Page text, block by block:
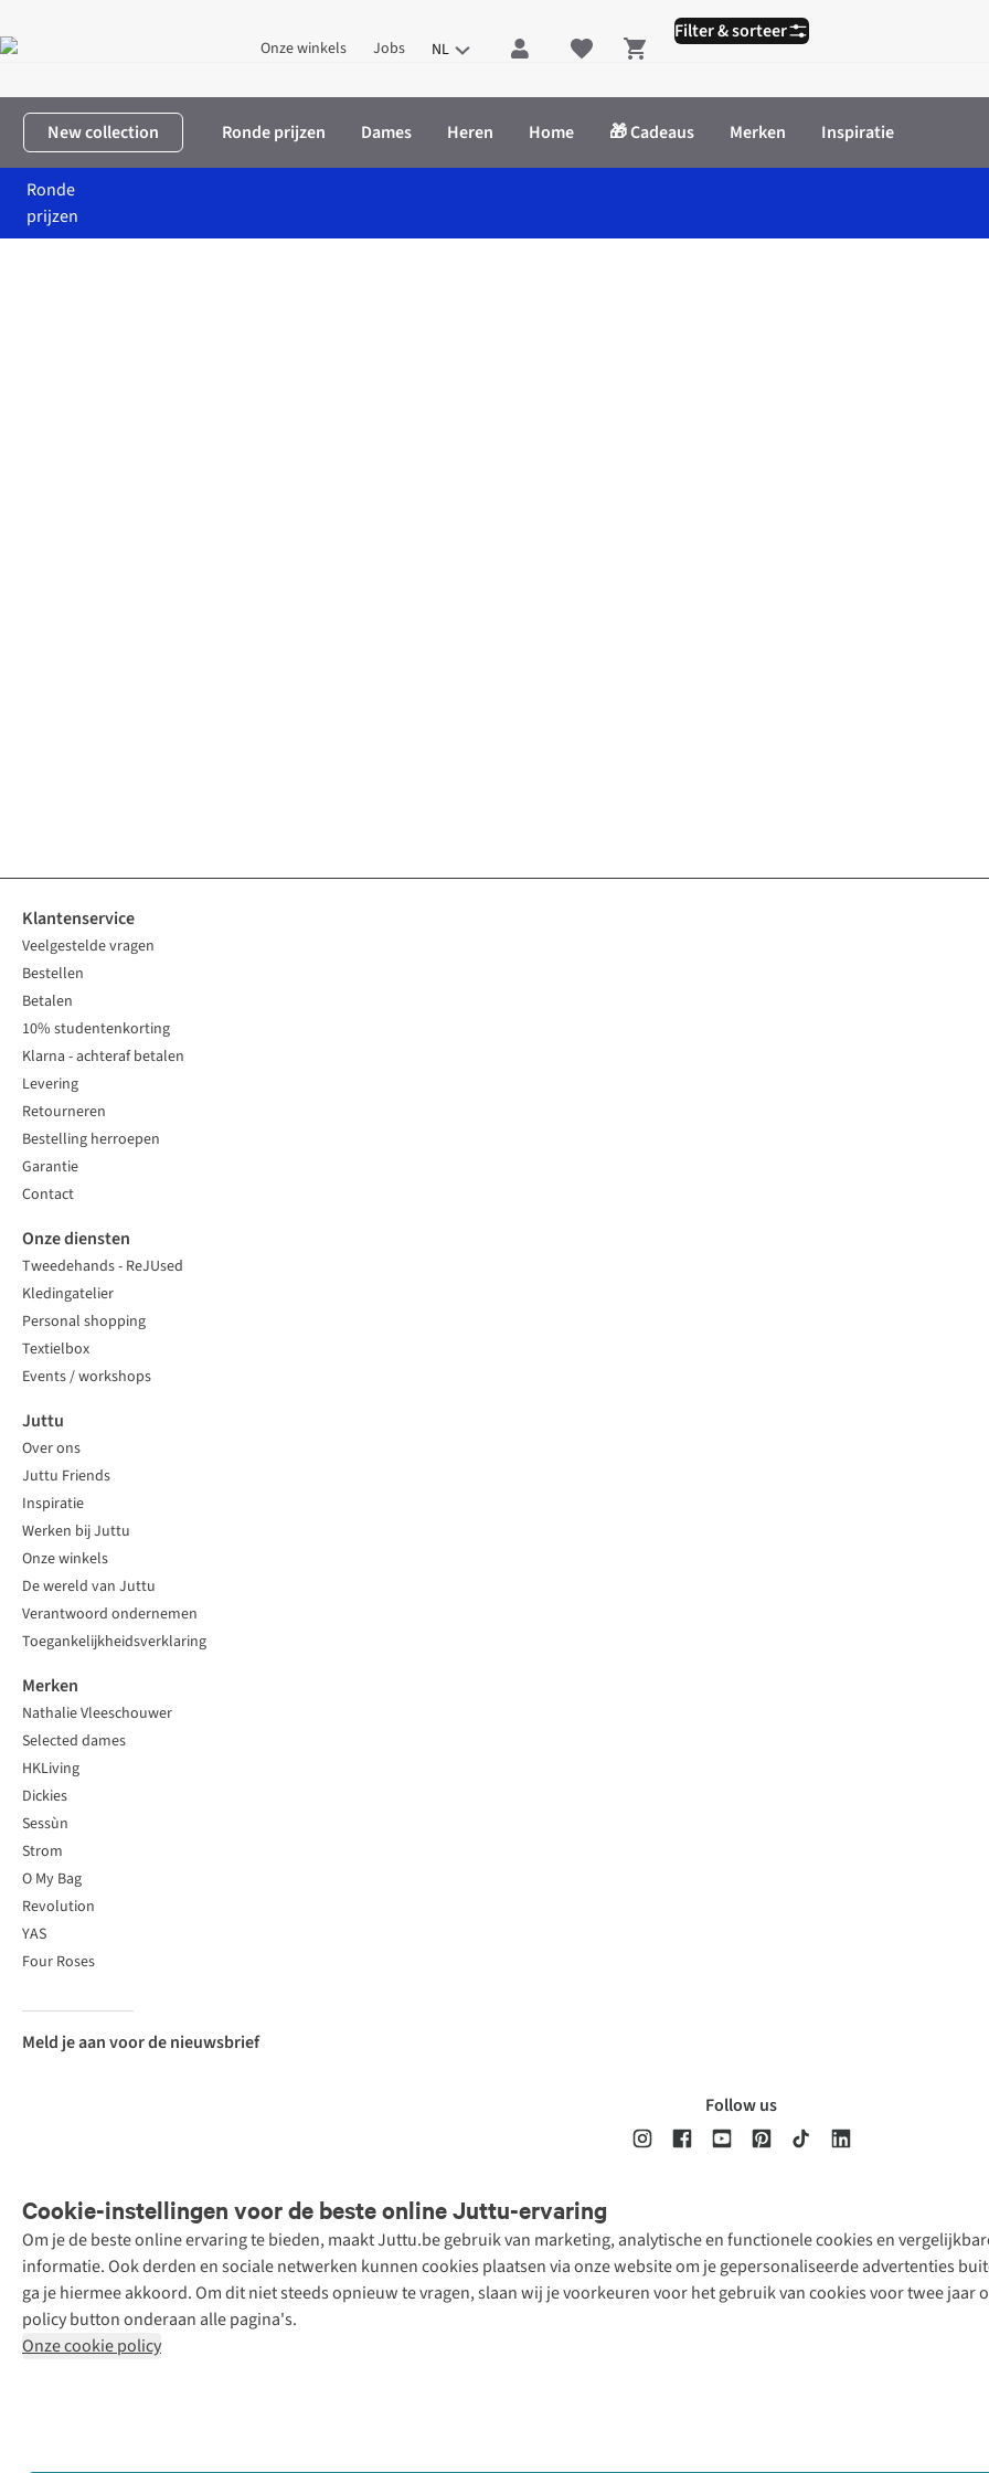
Onze winkels Jobs NL Shopping cart
New collection Ronde prijzen Dames Heren Home 🎁 Cadeaus Merken Inspiratie
Ronde
prijzen
Filter & sorteer
Cookie-instellingen voor de beste online Juttu-ervaring
Om je de beste online ervaring te bieden, maakt Juttu.be gebruik van marketing, analytische en functionele cookies en
informatie. Ook derden en sociale netwerken kunnen cookies plaatsen via onze website om je gepersonaliseerde advertenties
ga je hiermee akkoord. Om dit niet steeds opnieuw te vragen, slaan wij je voorkeuren voor het gebruik van cookies voor twee
policy button onderaan alle pagina's.
Onze cookie policy
Klantenservice
Veelgestelde vragen
Bestellen
Betalen
10% studentenkorting
Klarna - achteraf betalen
Levering
Retourneren
Bestelling herroepen
Garantie
Contact
Onze diensten
Tweedehands - ReJUsed
Kledingatelier
Personal shopping
Textielbox
Events / workshops
Juttu
Over ons
Juttu Friends
Inspiratie
Werken bij Juttu
Onze winkels
De wereld van Juttu
Verantwoord ondernemen
Toegankelijkheidsverklaring
Merken
Nathalie Vleeschouwer
Selected dames
HKLiving
Dickies
Sessùn
Strom
O My Bag
Revolution
YAS
Four Roses
Meld je aan voor de nieuwsbrief
Follow us
Disclaimer Privacy Policy
Retail Concepts
N.V.,
Smallandlaan
9, 2660